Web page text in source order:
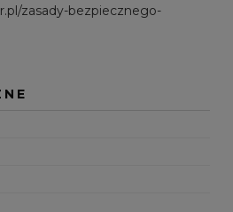
zasady-bezpiecznego-